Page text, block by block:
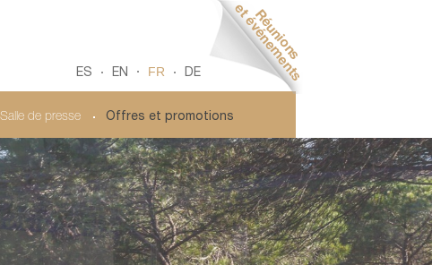
ES EN FR DE
Salle de presse Offres et promotions